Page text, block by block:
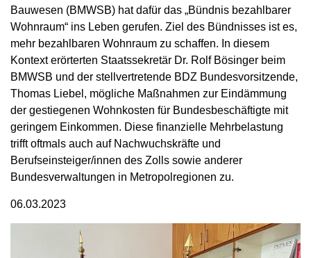
Bauwesen (BMWSB) hat dafür das „Bündnis bezahlbarer
Wohnraum“ ins Leben gerufen. Ziel des Bündnisses ist es,
mehr bezahlbaren Wohnraum zu schaffen. In diesem
Kontext erörterten Staatssekretär Dr. Rolf Bösinger beim
BMWSB und der stellvertretende BDZ Bundesvorsitzende,
Thomas Liebel, mögliche Maßnahmen zur Eindämmung
der gestiegenen Wohnkosten für Bundesbeschäftigte mit
geringem Einkommen. Diese finanzielle Mehrbelastung
trifft oftmals auch auf Nachwuchskräfte und
Berufseinsteiger/innen des Zolls sowie anderer
Bundesverwaltungen in Metropolregionen zu.
06.03.2023